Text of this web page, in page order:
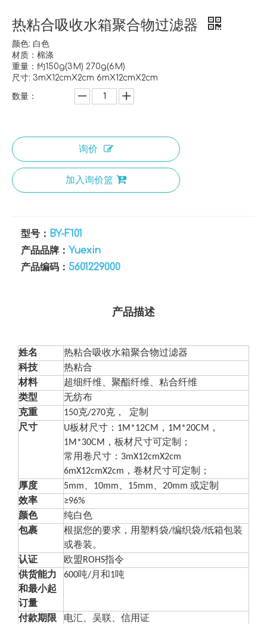
热粘合吸收水箱聚合物过滤器
颜色: 白色
材质：棉涤
重量：约150g(3M) 270g(6M)
尺寸: 3mX12cmX2cm 6mX12cmX2cm
数量：
询价
加入询价篮
型号： BY-F101
产品品牌： Yuexin
产品编码： 5601229000
产品描述
姓名
热粘合吸收水箱聚合物过滤器
科技
热粘合
材料
超细纤维、聚酯纤维、粘合纤维
类型
无纺布
克重
150克/270克，
定制
尺寸
U板材尺寸：1M*12CM，1M*20CM，
1M*30CM，板材尺寸可定制；
常用卷尺寸：3mX12cmX2cm
6mX12cmX2cm，卷材尺寸可定制；
厚度
5mm、10mm、15mm、20mm 或定制
效率
≥96%
颜色
纯白色
包裹
根据您的要求，用塑料袋/编织袋/纸箱包装
或卷装。
认证
欧盟ROHS指令
供货能力
和最小起
订量
600吨/月和1吨
付款期限
电汇、吴联、信用证